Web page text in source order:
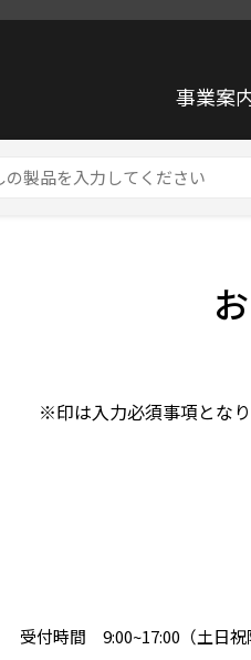
事業案
※印は入力必須事項となり
受付時間 9:00~17:00（土日祝